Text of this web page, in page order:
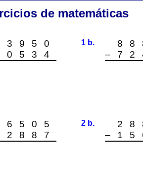
de matemáticas
1 b.
2 b.